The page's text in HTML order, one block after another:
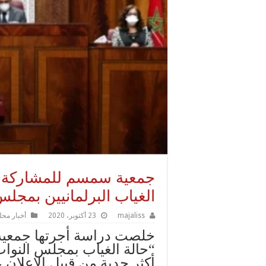
جمعية سمسم للمشاركة
الغياب البرلمانيين
majaliss 23 أكتوبر، 2020 أخبار
خلصت دراسة أجرتها
“حالة الغياب بمجلس